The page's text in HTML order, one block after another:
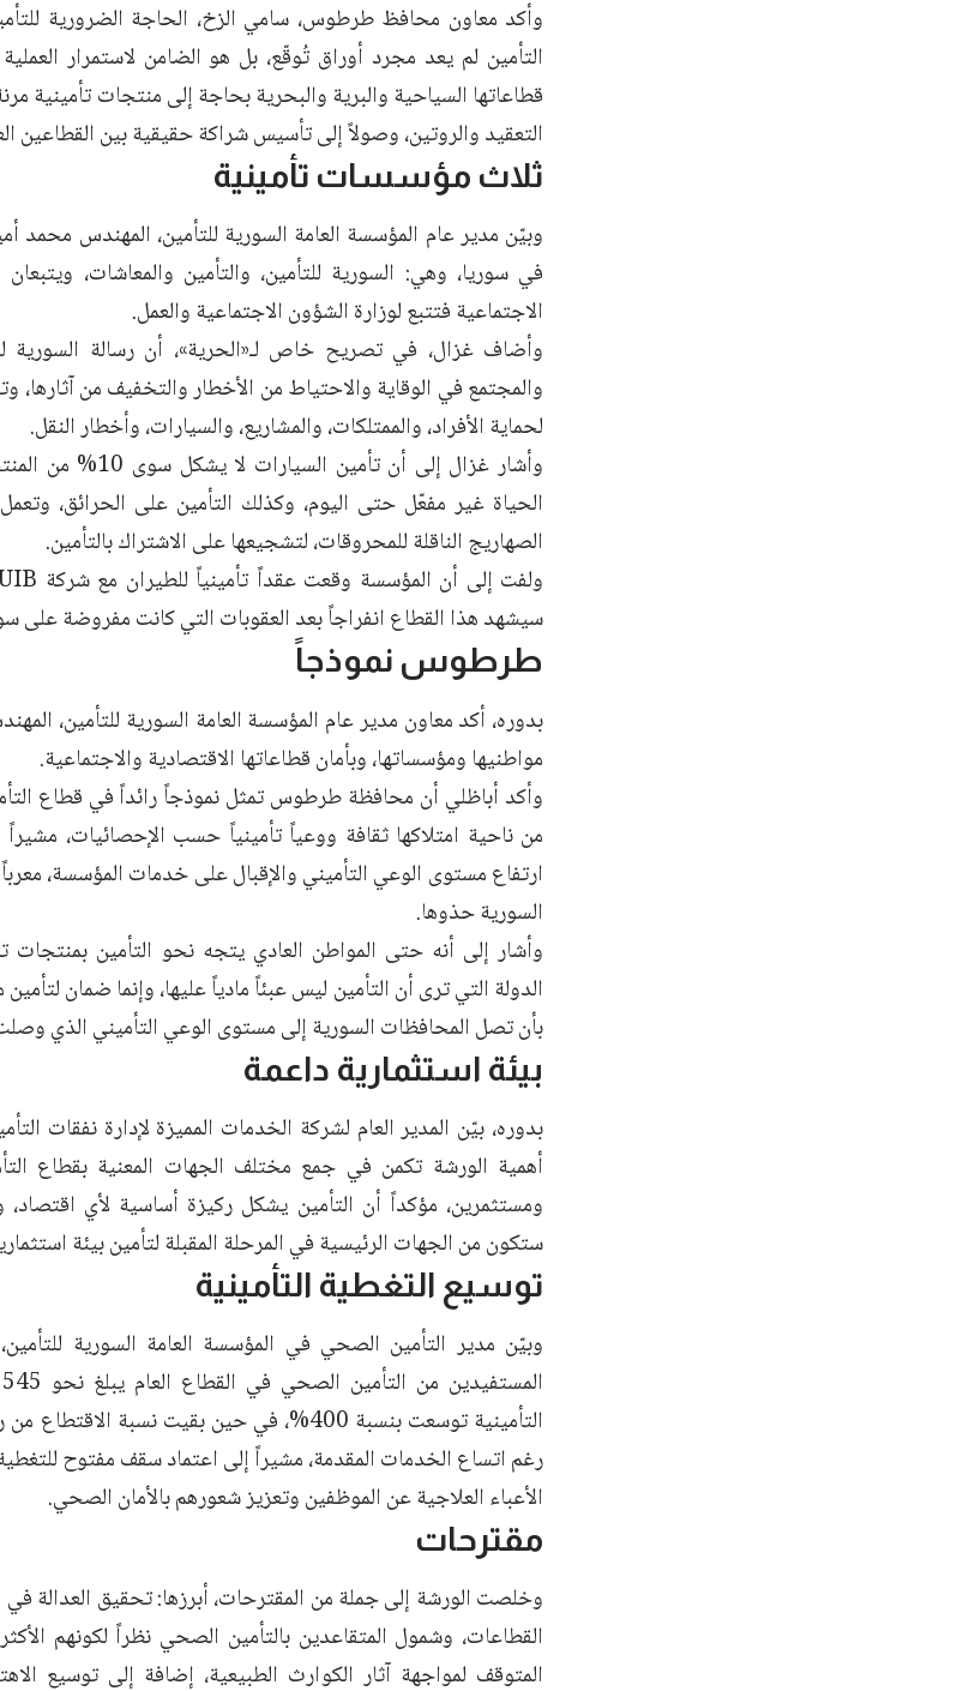
وأكد معاون محافظ طرطوس، سامي الزخ، الحاجة الضرورية
التأمين لم يعد مجرد أوراق تُوقّع، بل هو الضامن لاستمرار
قطاعاتها السياحية والبرية والبحرية بحاجة إلى منتجات تأمينية
التعقيد والروتين، وصولاً إلى تأسيس شراكة حقيقية بين القطاعين
ثلاث مؤسسات تأمينية
وبيّن مدير عام المؤسسة العامة السورية للتأمين، المهندس
في سوريا، وهي: السورية للتأمين، والتأمين والمعاشات، ويتبعان
الاجتماعية فتتبع لوزارة الشؤون الاجتماعية والعمل.
وأضاف غزال، في تصريح خاص لـ«الحرية»، أن رسالة السورية
والمجتمع في الوقاية والاحتياط من الأخطار والتخفيف من آثارها،
لحماية الأفراد، والممتلكات، والمشاريع، والسيارات، وأخطار النقل.
وأشار غزال إلى أن
الحياة غير مفعّل حتى اليوم، وكذلك التأمين على الحرائق،
الصهاريج الناقلة للمحروقات، لتشجيعها على الاشتراك بالتأمين.
سيشهد هذا القطاع انفراجاً بعد العقوبات التي كانت مفروضة على
طرطوس نموذجاً
بدوره، أكد معاون مدير عام المؤسسة العامة السورية للتأمين،
مواطنيها ومؤسساتها، وبأمان قطاعاتها الاقتصادية والاجتماعية.
وأكد أباظلي أن محافظة طرطوس تمثل نموذجاً رائداً في قطاع
من ناحية امتلاكها ثقافة ووعياً تأمينياً حسب الإحصائيات،
ارتفاع مستوى الوعي التأميني والإقبال على خدمات المؤسسة،
السورية حذوها.
وأشار إلى أنه حتى المواطن العادي يتجه نحو التأمين
الدولة التي ترى أن التأمين ليس عبئاً مادياً عليها، وإنما ضمان
بأن تصل المحافظات السورية إلى مستوى الوعي التأميني الذي
بيئة استثمارية داعمة
بدوره، بيّن المدير العام لشركة الخدمات المميزة لإدارة نفقات
أهمية الورشة تكمن في جمع مختلف الجهات المعنية بقطاع
ومستثمرين، مؤكداً أن التأمين يشكل ركيزة أساسية لأي اقتصاد،
ستكون من الجهات الرئيسية في المرحلة المقبلة لتأمين بيئة
توسيع التغطية التأمينية
وبيّن مدير التأمين الصحي في المؤسسة العامة السورية
رغم اتساع الخدمات المقدمة، مشيراً إلى اعتماد سقف مفتوح
الأعباء العلاجية عن الموظفين وتعزيز شعورهم بالأمان الصحي.
مقترحات
وخلصت الورشة إلى جملة من المقترحات، أبرزها: تحقيق
القطاعات، وشمول المتقاعدين بالتأمين الصحي نظراً لكونهم
المتوقف لمواجهة آثار الكوارث الطبيعية، إضافة إلى توسيع